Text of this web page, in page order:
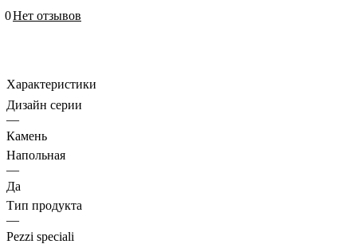
0Нет отзывов
Характеристики
Дизайн серии
—
Камень
Напольная
—
Да
Тип продукта
—
Pezzi speciali